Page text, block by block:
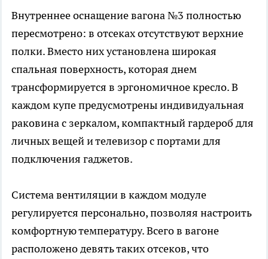
Внутреннее оснащение вагона №3 полностью
пересмотрено: в отсеках отсутствуют верхние
полки. Вместо них установлена широкая
спальная поверхность, которая днем
трансформируется в эргономичное кресло. В
каждом купе предусмотрены индивидуальная
раковина с зеркалом, компактный гардероб для
личных вещей и телевизор с портами для
подключения гаджетов.
Система вентиляции в каждом модуле
регулируется персонально, позволяя настроить
комфортную температуру. Всего в вагоне
расположено девять таких отсеков, что